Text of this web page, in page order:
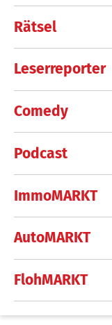
Rätsel
Leserreporter
Comedy
Podcast
ImmoMARKT
AutoMARKT
FlohMARKT